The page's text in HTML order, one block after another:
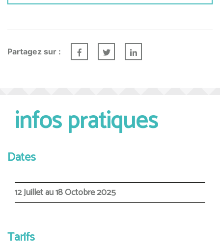
Partagez sur :
infos pratiques
Dates
12 Juillet au 18 Octobre 2025
Tarifs